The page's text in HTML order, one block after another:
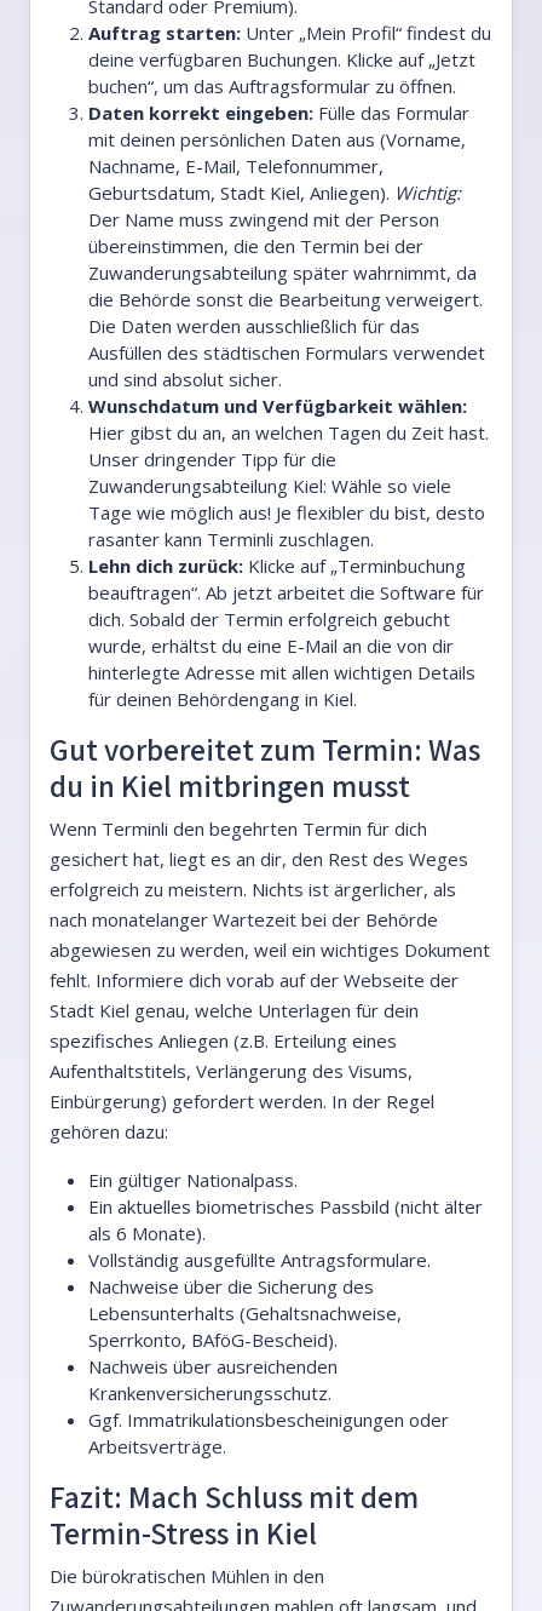
Standard oder Premium).
Auftrag starten: Unter „Mein Profil“ findest du
deine verfügbaren Buchungen. Klicke auf „Jetzt
buchen“, um das Auftragsformular zu öffnen.
Daten korrekt eingeben: Fülle das Formular
mit deinen persönlichen Daten aus (Vorname,
Nachname, E-Mail, Telefonnummer,
Geburtsdatum, Stadt Kiel, Anliegen). Wichtig:
Der Name muss zwingend mit der Person
übereinstimmen, die den Termin bei der
Zuwanderungsabteilung später wahrnimmt, da
die Behörde sonst die Bearbeitung verweigert.
Die Daten werden ausschließlich für das
Ausfüllen des städtischen Formulars verwendet
und sind absolut sicher.
Wunschdatum und Verfügbarkeit wählen:
Hier gibst du an, an welchen Tagen du Zeit hast.
Unser dringender Tipp für die
Zuwanderungsabteilung Kiel: Wähle so viele
Tage wie möglich aus! Je flexibler du bist, desto
rasanter kann Terminli zuschlagen.
Lehn dich zurück: Klicke auf „Terminbuchung
beauftragen“. Ab jetzt arbeitet die Software für
dich. Sobald der Termin erfolgreich gebucht
wurde, erhältst du eine E-Mail an die von dir
hinterlegte Adresse mit allen wichtigen Details
für deinen Behördengang in Kiel.
Gut vorbereitet zum Termin: Was
du in Kiel mitbringen musst
Wenn Terminli den begehrten Termin für dich
gesichert hat, liegt es an dir, den Rest des Weges
erfolgreich zu meistern. Nichts ist ärgerlicher, als
nach monatelanger Wartezeit bei der Behörde
abgewiesen zu werden, weil ein wichtiges Dokument
fehlt. Informiere dich vorab auf der Webseite der
Stadt Kiel genau, welche Unterlagen für dein
spezifisches Anliegen (z.B. Erteilung eines
Aufenthaltstitels, Verlängerung des Visums,
Einbürgerung) gefordert werden. In der Regel
gehören dazu:
Ein gültiger Nationalpass.
Ein aktuelles biometrisches Passbild (nicht älter
als 6 Monate).
Vollständig ausgefüllte Antragsformulare.
Nachweise über die Sicherung des
Lebensunterhalts (Gehaltsnachweise,
Sperrkonto, BAföG-Bescheid).
Nachweis über ausreichenden
Krankenversicherungsschutz.
Ggf. Immatrikulationsbescheinigungen oder
Arbeitsverträge.
Fazit: Mach Schluss mit dem
Termin-Stress in Kiel
Die bürokratischen Mühlen in den